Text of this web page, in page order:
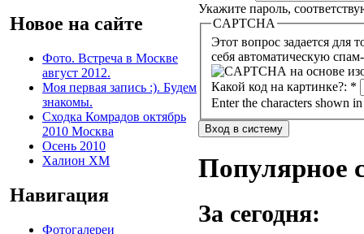
Новое на сайте
Фото. Встреча в Москве
август 2012.
Моя первая запись :). Будем
знакомы.
Сходка Комрадов октябрь
2010 Москва
Осень 2010
Халион ХМ
Навигация
Фотогалереи
Укажите пароль,
CAPTCHA
Этот вопрос задается для того, чтобы
себя автоматическую
Какой код на картинке?: *
Enter the characters shown
Популярное
За сегодня: